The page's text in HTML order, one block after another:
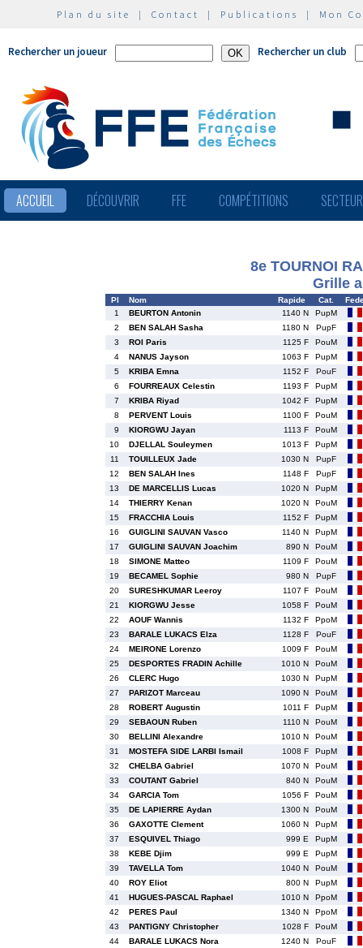
Plan du site | Contact | Publications | Mon
Rechercher un joueur Rechercher un club
ACCUEIL DÉCOUVRIR FFE COMPÉTITIONS
8e TOURNOI
Grille
Pl Nom Rapide Cat.
1
BEURTON Antonin 1140 N
PupM
2
BEN SALAH Sasha 1180 N
PupF
3
ROI Paris 1125 F
PouM
4
NANUS Jayson 1063 F
PupM
5
KRIBA Emna 1152 F
PouF
6
FOURREAUX Celestin 1193 F
PupM
7
KRIBA Riyad 1042 F
PupM
8
PERVENT Louis 1100 F
PouM
9
KIORGWU Jayan 1113 F
PouM
10
DJELLAL Souleymen 1013 F
PupM
11
TOUILLEUX Jade 1030 N
PupF
12
BEN SALAH Ines 1148 F
PupF
13
DE MARCELLIS Lucas 1020 N
PupM
14
THIERRY Kenan 1020 N
PouM
15
FRACCHIA Louis 1152 F
PupM
16
GUIGLINI SAUVAN Vasco 1140 N
PupM
17
GUIGLINI SAUVAN Joachim 890 N
PouM
18
SIMONE Matteo 1109 F
PouM
19
BECAMEL Sophie 980 N
PupF
20
SURESHKUMAR Leeroy 1107 F
PouM
21
KIORGWU Jesse 1058 F
PouM
22
AOUF Wannis 1132 F
PpoM
23
BARALE LUKACS Elza 1128 F
PouF
24
MEIRONE Lorenzo 1009 F
PouM
25
DESPORTES FRADIN Achille 1010 N
PouM
26
CLERC Hugo 1030 N
PupM
27
PARIZOT Marceau 1090 N
PouM
28
ROBERT Augustin 1011 F
PupM
29
SEBAOUN Ruben 1110 N
PouM
30
BELLINI Alexandre 1010 N
PouM
31
MOSTEFA SIDE LARBI Ismail 1008 F
PupM
32
CHELBA Gabriel 1070 N
PouM
33
COUTANT Gabriel 840 N
PouM
34
GARCIA Tom 1056 F
PouM
35
DE LAPIERRE Aydan 1300 N
PouM
36
GAXOTTE Clement 1060 N
PupM
37
ESQUIVEL Thiago 999 E
PupM
38
KEBE Djim 999 E
PupM
39
TAVELLA Tom 1040 N
PouM
40
ROY Eliot 800 N
PupM
41
HUGUES-PASCAL Raphael 1010 N
PpoM
42
PERES Paul 1340 N
PpoM
43
PANTIGNY Christopher 1028 F
PouM
44
BARALE LUKACS Nora 1240 N
PouF